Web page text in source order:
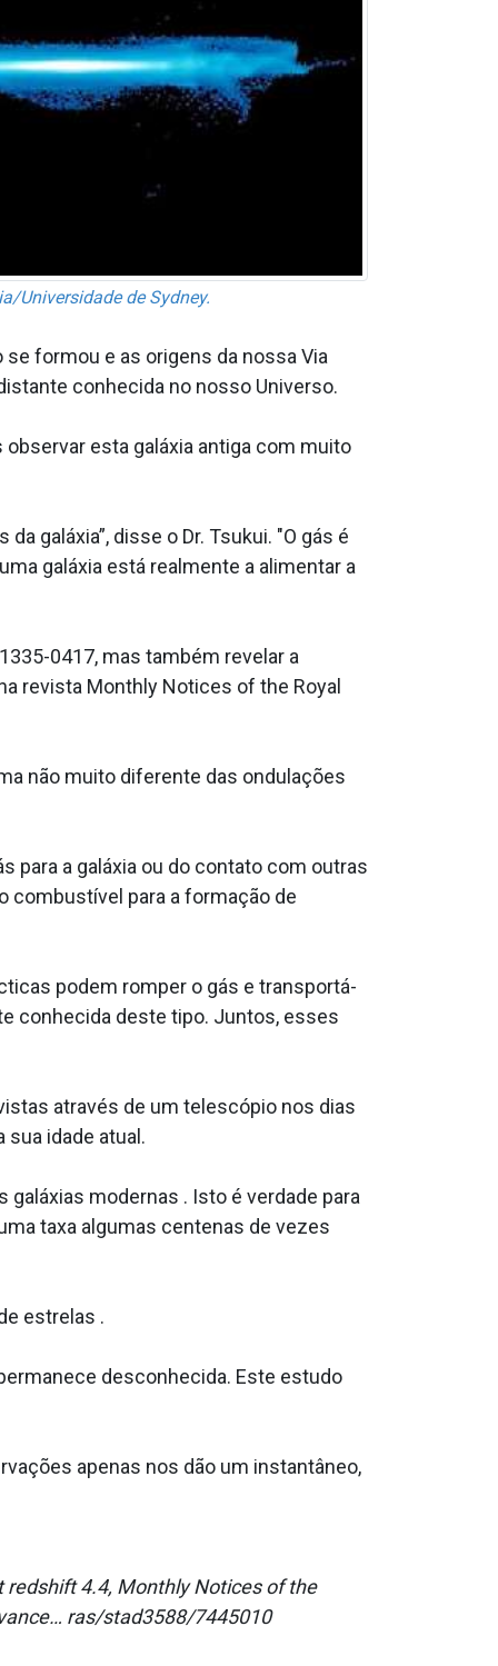
Universidade de Sydney.
formou e as origens da nossa Via
conhecida no nosso Universo.
esta galáxia antiga com muito
galáxia”, disse o Dr. Tsukui. "O gás é
galáxia está realmente a alimentar a
0417, mas também revelar a
revista Monthly Notices of the Royal
não muito diferente das ondulações
para a galáxia ou do contato com outras
combustível para a formação de
podem romper o gás e transportá-
conhecida deste tipo. Juntos, esses
através de um telescópio nos dias
idade atual.
modernas . Isto é verdade para
taxa algumas centenas de vezes
estrelas .
desconhecida. Este estudo
apenas nos dão um instantâneo,
redshift 4.4, Monthly Notices of the
ras/stad3588/7445010